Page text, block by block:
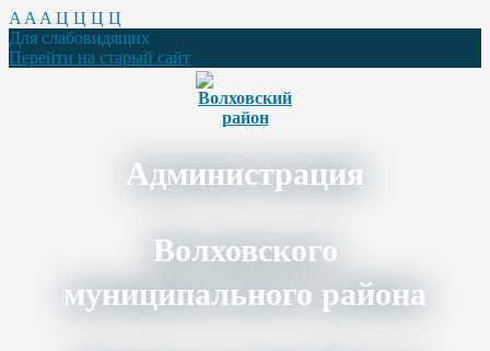
A A A Ц Ц Ц Ц
Для слабовидящих
Перейти на старый сайт
Администрация
Волховского
муниципального района